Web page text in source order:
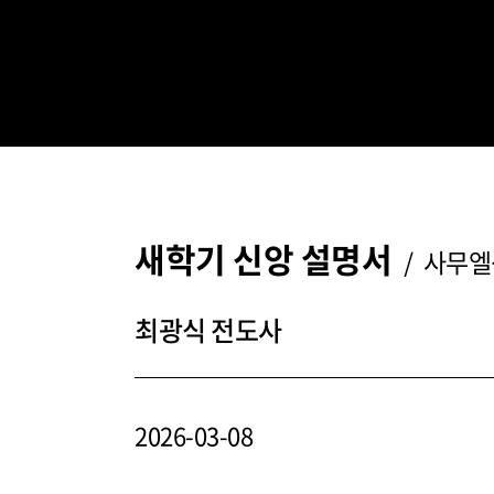
새학기 신앙 설명서 / 사무
최광식 전도사
2026-03-08